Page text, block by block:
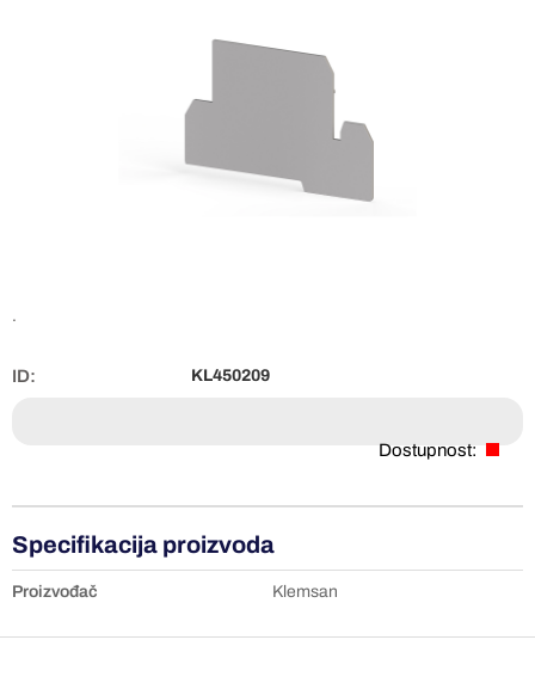
.
ID: KL450209
Dostupnost:
Specifikacija proizvoda
Proizvođač Klemsan